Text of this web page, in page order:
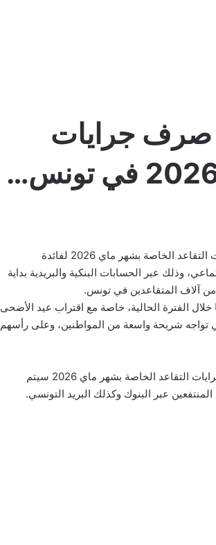
صرف جرايات
التقاعد لشهر ماي 2026 في تونس…
أكدت المعطيات الرسمية تحديد موعد صرف جرايات التقاعد الخاصة بشهر ماي 2026 لفائدة
وذلك عبر الحسابات البنكية والبريدية بداية
الفترة الحالية، خاصة مع اقتراب عيد الأضحى
تواجه شريحة واسعة من المواطنين، وعلى رأسهم
وفي هذا السياق، أكدت الجهات المعنية أن صرف جرايات التقاعد الخاصة بشهر ماي 2026 سيتم